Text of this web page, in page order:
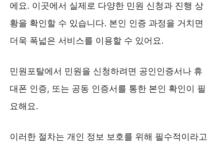
에요. 이곳에서 실제로 다양한 민원 신청과 진행 상
황을 확인할 수 있습니다. 본인 인증 과정을 거치면
더욱 폭넓은 서비스를 이용할 수 있어요.
민원포탈에서 민원을 신청하려면 공인인증서나 휴
대폰 인증, 또는 공동 인증서를 통한 본인 확인이 필
요해요.
이러한 절차는 개인 정보 보호를 위해 필수적이라고